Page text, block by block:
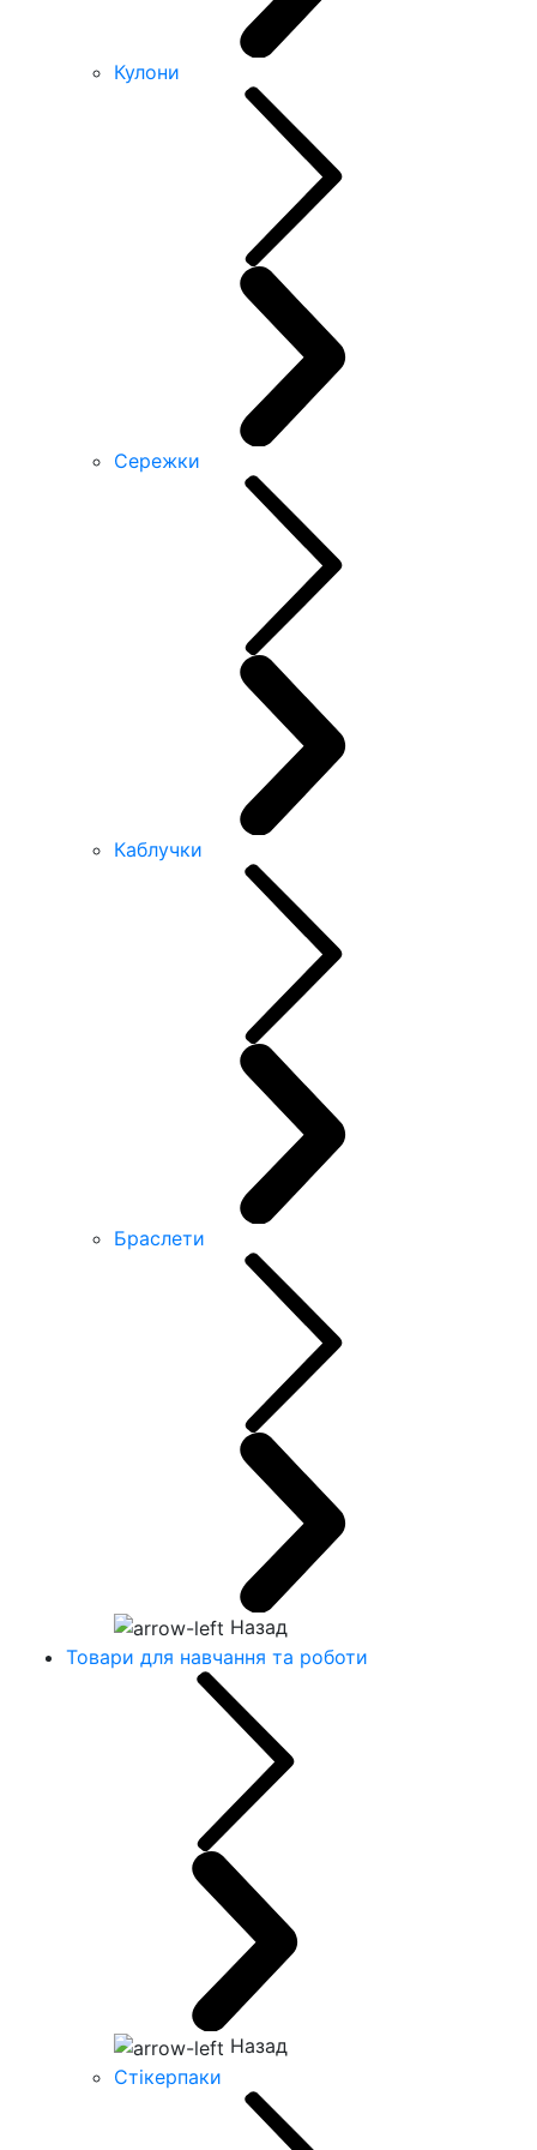
Кулони
Сережки
Каблучки
Браслети
Назад
Товари для навчання та роботи
Назад
Стікерпаки